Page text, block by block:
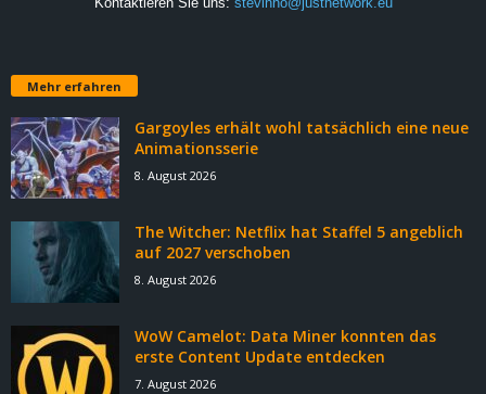
Mehr erfahren
Gargoyles erhält wohl tatsächlich eine neue
Animationsserie
8. August 2026
The Witcher: Netflix hat Staffel 5 angeblich
auf 2027 verschoben
8. August 2026
WoW Camelot: Data Miner konnten das
erste Content Update entdecken
7. August 2026